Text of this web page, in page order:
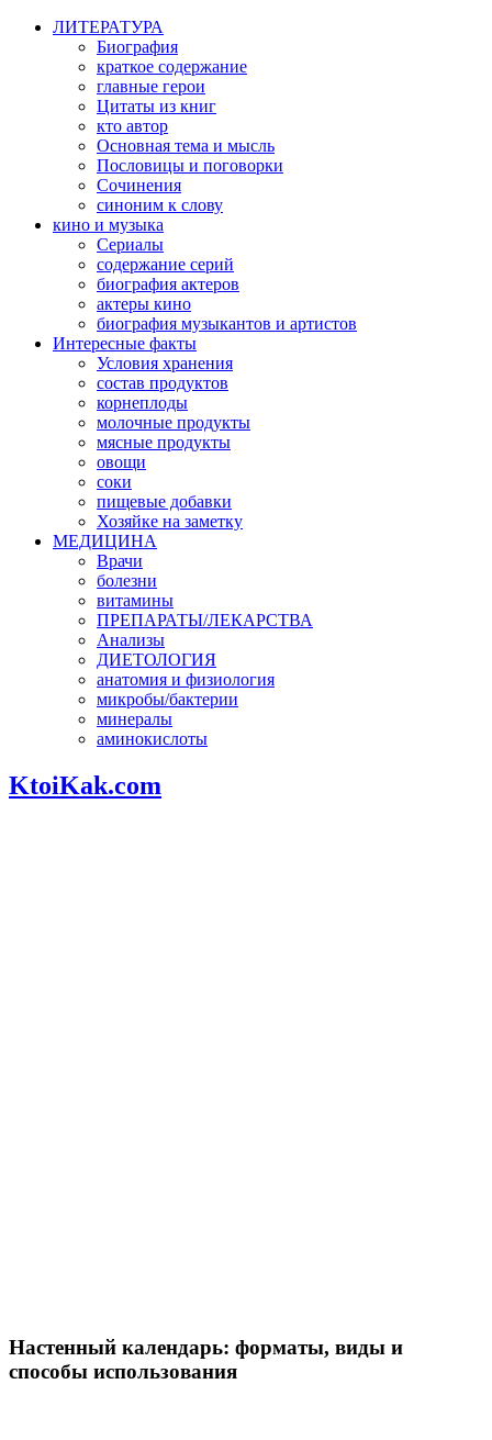
ЛИТЕРАТУРА
Биография
краткое содержание
главные герои
Цитаты из книг
кто автор
Основная тема и мысль
Пословицы и поговорки
Сочинения
синоним к слову
кино и музыка
Сериалы
содержание серий
биография актеров
актеры кино
биография музыкантов и артистов
Интересные факты
Условия хранения
состав продуктов
корнеплоды
молочные продукты
мясные продукты
овощи
соки
пищевые добавки
Хозяйке на заметку
МЕДИЦИНА
Врачи
болезни
витамины
ПРЕПАРАТЫ/ЛЕКАРСТВА
Анализы
ДИЕТОЛОГИЯ
анатомия и физиология
микробы/бактерии
минералы
аминокислоты
KtoiKak.com
Настенный календарь: форматы, виды и
способы использования